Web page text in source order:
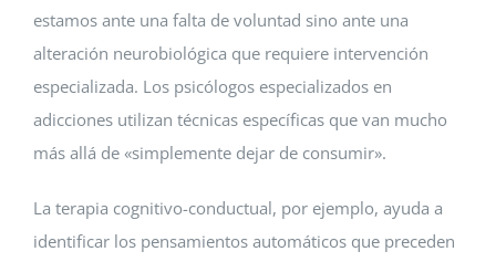
estamos ante una falta de voluntad sino ante una
alteración neurobiológica que requiere intervención
especializada. Los psicólogos especializados en
adicciones utilizan técnicas específicas que van mucho
más allá de «simplemente dejar de consumir».
La terapia cognitivo-conductual, por ejemplo, ayuda a
identificar los pensamientos automáticos que preceden